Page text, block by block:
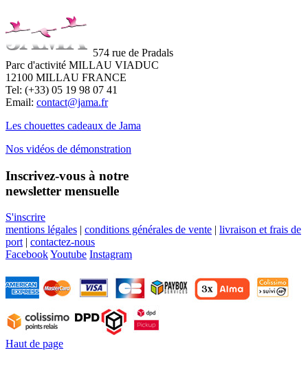
574 rue de Pradals
Parc d'activité MILLAU VIADUC
12100 MILLAU FRANCE
Tel: (+33) 05 19 98 07 41
Email: contact@jama.fr
Les chouettes cadeaux de Jama
Nos vidéos de démonstration
Inscrivez-vous à notre
newsletter mensuelle
S'inscrire
mentions légales | conditions générales de vente | livraison et frais de
port | contactez-nous
FacebookYoutube Instagram
Haut de page